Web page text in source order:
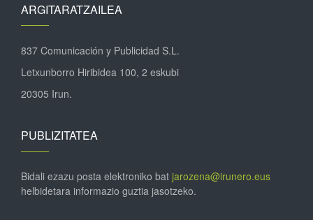
ARGITARATZAILEA
837 Comunicación y Publicidad S.L.
Letxunborro Hiribidea 100, 2 eskubi
20305 Irun.
PUBLIZITATEA
Bidali ezazu posta elektroniko bat jarozena@irunero.eus
helbidetara informazio guztia jasotzeko.